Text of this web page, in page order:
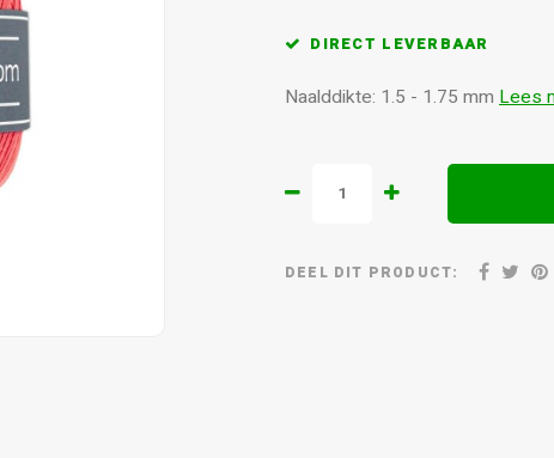
DIRECT LEVERBAAR
Naalddikte: 1.5 - 1.75 mm Lees
DEEL DIT PRODUCT: